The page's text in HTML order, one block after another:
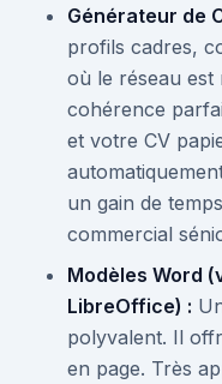
Générateur de
profils cadres,
où le réseau est
cohérence
et votre CV
un gain de
commercial
Modèles Word
LibreOffice) :
polyvalent. Il
en page. Très